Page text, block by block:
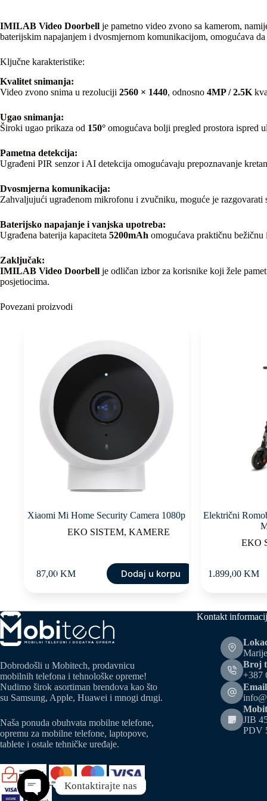
IMILAB Video Doorbell je pametno video zvono sa kamerom,
baterijskim napajanjem i dvosmjernom komunikacijom, omogućava
Ključne karakteristike:
Kvalitet snimanja:
Video zvono snima u rezoluciji 2560 × 1440, odnosno 4MP / 2.5K
Ugao snimanja:
Široki ugao prikaza od 150° omogućava bolji pregled prostora ispred
Pametna detekcija:
Ugrađeni PIR senzor i AI detekcija omogućavaju prepoznavanje
Dvosmjerna komunikacija:
Zahvaljujući ugrađenom mikrofonu i zvučniku, moguće je
Baterijsko napajanje i vanjska upotreba:
Ugrađena baterija kapaciteta 5200mAh omogućava praktičnu
Zaključak:
IMILAB Video Doorbell je odličan izbor za korisnike koji žele
posjetiocima.
Povezani proizvodi
Xiaomi Mi Home Security Camera 1080p
EKO SISTEM, KAMERE
87,00KM Dodaj u korpu
Električni
EKO
1.899,00 KM
Dobrodošli u Mobitech, prodavnicu
mobilnih telefona i tehnološke opreme!
Nudimo širok asortiman brendova kao što
su Samsung, Apple, Huawei i mnogi drugi.
Naša ponuda obuhvata mobilne telefone,
opremu za mobilne telefone, laptopove,
tablete i ostale tehničke uređaje.
Kontakt
Broj
+387
JIB
PDV
Kontaktirajte nas